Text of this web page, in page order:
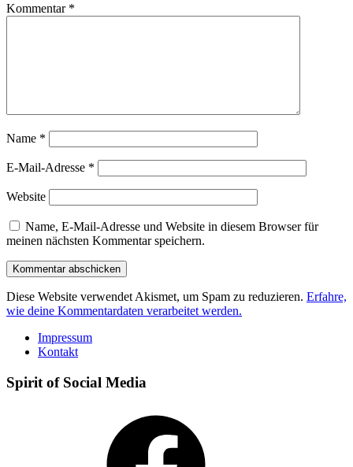
Kommentar *
Name *
E-Mail-Adresse *
Website
Name, E-Mail-Adresse und Website in diesem Browser für
meinen nächsten Kommentar speichern.
Diese Website verwendet Akismet, um Spam zu reduzieren. Erfahre,
wie deine Kommentardaten verarbeitet werden.
Impressum
Kontakt
Spirit of Social Media